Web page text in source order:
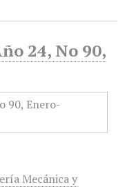
24, No 90,
Mecánica y